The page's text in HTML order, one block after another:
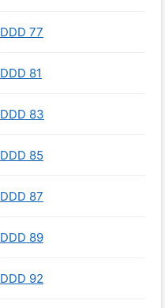
DDD 77
DDD 81
DDD 83
DDD 85
DDD 87
DDD 89
DDD 92